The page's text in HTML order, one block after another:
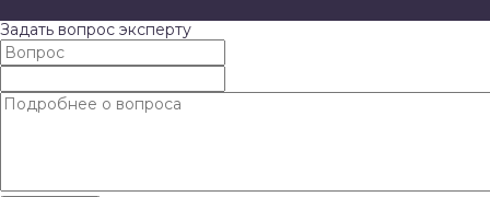
Задать вопрос эксперту